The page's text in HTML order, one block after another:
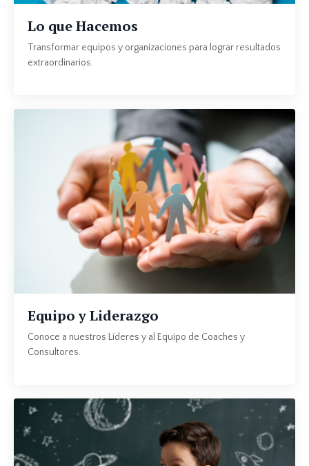
Lo que Hacemos
Transformar equipos y organizaciones para lograr resultados
extraordinarios.
Equipo y Liderazgo
Conoce a nuestros Líderes y al Equipo de Coaches y
Consultores.